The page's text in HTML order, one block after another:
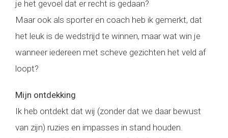
je het gevoel dat er recht is gedaan?
Maar ook als sporter en coach heb ik gemerkt, dat
het leuk is de wedstrijd te winnen, maar wat win je
wanneer iedereen met scheve gezichten het veld af
loopt?
Mijn ontdekking
Ik heb ontdekt dat wij (zonder dat we daar bewust
van zijn) ruzies en impasses in stand houden.